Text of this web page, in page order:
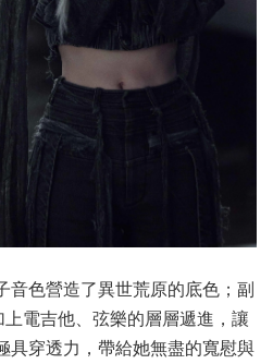
音色營造了異世荒原的底色；副
電吉他、弦樂的層層遞進，讓
具穿透力，帶給她無盡的寬慰與